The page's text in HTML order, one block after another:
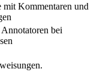
mit Kommentaren und
bei